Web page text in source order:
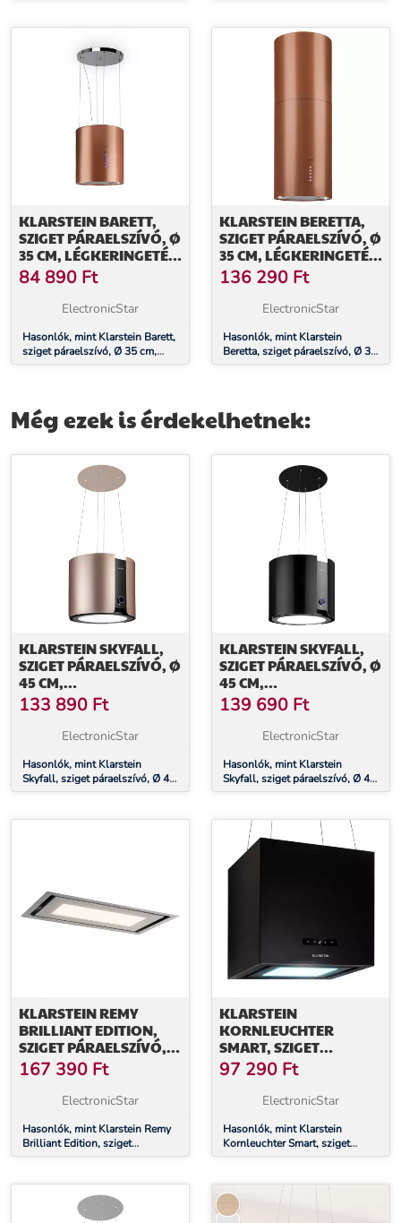
KLARSTEIN BARETT,
SZIGET PÁRAELSZÍVÓ, Ø
35 CM, LÉGKERINGETÉS,
590 M³/Ó, LED,
AKTÍVSZÉN SZŰRŐ, RÉZ
84 890 Ft
ElectronicStar
Hasonlók, mint Klarstein Barett,
sziget páraelszívó, Ø 35 cm,
légkeringetés, 590 m³/ó, LED,
KLARSTEIN BERETTA,
SZIGET PÁRAELSZÍVÓ, Ø
35 CM, LÉGKERINGETÉS,
650 M³/Ó, LED, RÉZ
136 290 Ft
ElectronicStar
Hasonlók, mint Klarstein
Beretta, sziget páraelszívó, Ø 35
cm, légkeringetés, 650 m³/ó,
Még ezek is érdekelhetnek:
KLARSTEIN SKYFALL,
SZIGET PÁRAELSZÍVÓ, Ø
45 CM,
LÉGKERINGETÉS, 402
M³/Ó, LED, NEMESACÉL,
ARANY
133 890 Ft
ElectronicStar
Hasonlók, mint Klarstein
Skyfall, sziget páraelszívó, Ø 45
cm, légkeringetés, 402 m³/ó,
KLARSTEIN SKYFALL,
SZIGET PÁRAELSZÍVÓ, Ø
45 CM,
LÉGKERINGETÉS, 402
M³/Ó, LED, NEMESACÉL,
FEKETE
139 690 Ft
ElectronicStar
Hasonlók, mint Klarstein
Skyfall, sziget páraelszívó, Ø 45
cm, légkeringetés, 402 m³/ó,
KLARSTEIN REMY
BRILLIANT EDITION,
SZIGET PÁRAELSZÍVÓ,
90 CM, 609 M³/Ó, A
ENERGIAHATÉKONYSÁGI
OSZTÁLY, LED, ÜVEG,
167 390 Ft
ElectronicStar
Hasonlók, mint Klarstein Remy
Brilliant Edition, sziget
páraelszívó, 90 cm, 609 m³/ó, A
LED, üveg, nemesacél
KLARSTEIN
KORNLEUCHTER
SMART, SZIGET
PÁRAELSZÍVÓ, 595 M³/
Ó, VEZÉRLÉS
ALKALMAZÁSON
97 290 Ft
ElectronicStar
Hasonlók, mint Klarstein
Kornleuchter Smart, sziget
páraelszívó, 595 m³/ó, vezérlés
panel